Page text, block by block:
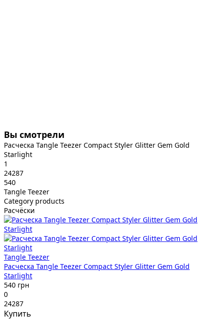
Вы смотрели
Расческа Tangle Teezer Compact Styler Glitter Gem Gold
Starlight
1
24287
540
Tangle Teezer
Category products
Расчёски
Tangle Teezer
Расческа Tangle Teezer Compact Styler Glitter Gem Gold
Starlight
540 грн
0
24287
Купить